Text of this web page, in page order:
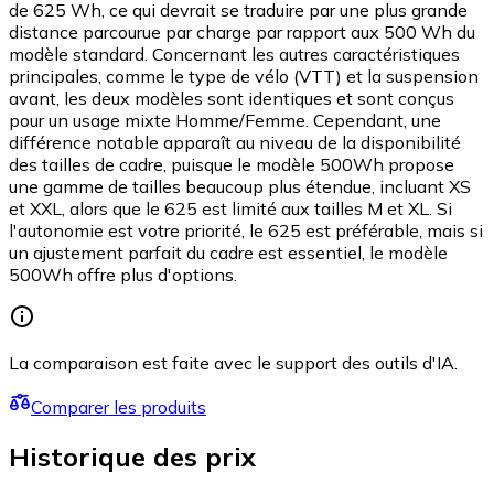
de 625 Wh, ce qui devrait se traduire par une plus grande
distance parcourue par charge par rapport aux 500 Wh du
modèle standard. Concernant les autres caractéristiques
principales, comme le type de vélo (VTT) et la suspension
avant, les deux modèles sont identiques et sont conçus
pour un usage mixte Homme/Femme. Cependant, une
différence notable apparaît au niveau de la disponibilité
des tailles de cadre, puisque le modèle 500Wh propose
une gamme de tailles beaucoup plus étendue, incluant XS
et XXL, alors que le 625 est limité aux tailles M et XL. Si
l'autonomie est votre priorité, le 625 est préférable, mais si
un ajustement parfait du cadre est essentiel, le modèle
500Wh offre plus d'options.
La comparaison est faite avec le support des outils d'IA.
Comparer les produits
Historique des prix